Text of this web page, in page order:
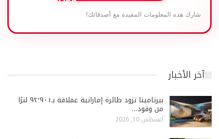
شارك هذه المعلومات المفيدة مع أصدقائك!
آخر الأخبار
بيرتامينا تزود طائرة إماراتية عملاقة بـ٩٢٬٩٠١ لترًا
من وقود…
أغسطس 10, 2026